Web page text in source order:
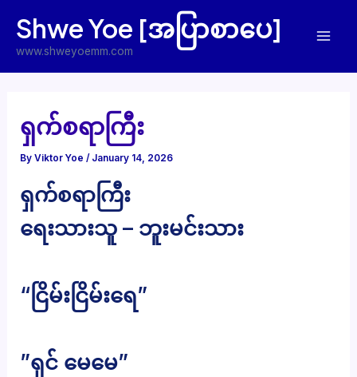
content
Shwe Yoe [အပြာစာပေ]
www.shweyoemm.com
ရှက်စရာကြီး
ByViktor Yoe/ January 14, 2026
ရှက်စရာကြီး
ရေးသားသူ – ဘူးမင်းသား
“ငြိမ်းငြိမ်းရေ”
”ရှင် မေမေ”